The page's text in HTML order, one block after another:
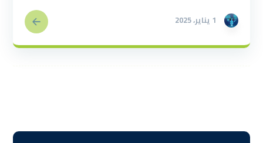
1 يناير، 2025